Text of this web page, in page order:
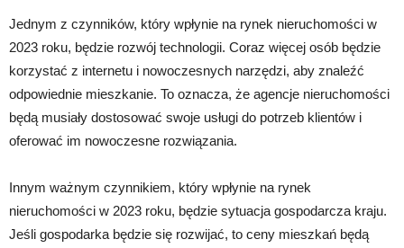
Jednym z czynników, który wpłynie na rynek nieruchomości w
2023 roku, będzie rozwój technologii. Coraz więcej osób będzie
korzystać z internetu i nowoczesnych narzędzi, aby znaleźć
odpowiednie mieszkanie. To oznacza, że agencje nieruchomości
będą musiały dostosować swoje usługi do potrzeb klientów i
oferować im nowoczesne rozwiązania.
Innym ważnym czynnikiem, który wpłynie na rynek
nieruchomości w 2023 roku, będzie sytuacja gospodarcza kraju.
Jeśli gospodarka będzie się rozwijać, to ceny mieszkań będą